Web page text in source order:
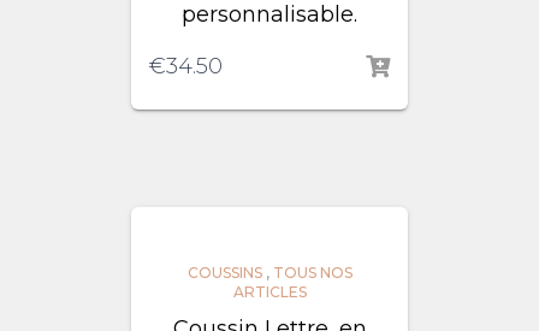
personnalisable.
€34.50
COUSSINS, TOUS NOS
ARTICLES